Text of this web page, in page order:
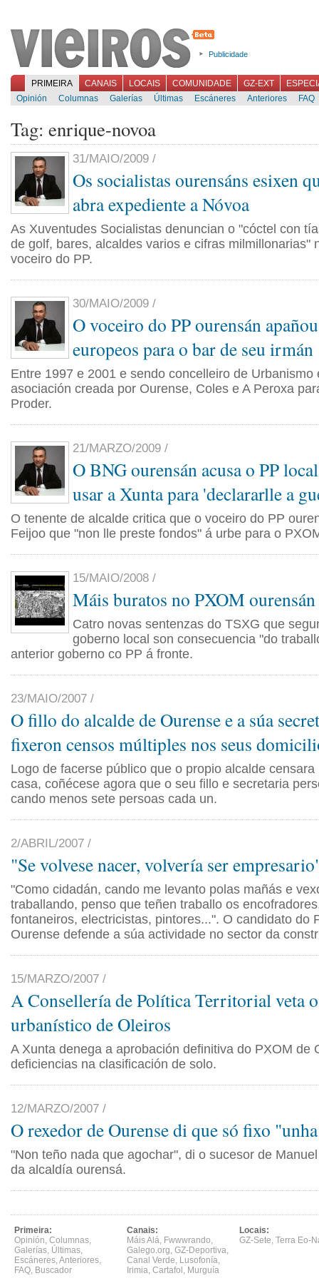
Publicidade
PRIMEIRA CANAIS LOCAIS COMUNIDADE GZ-EXT
Opinión
Columnas Galerías Últimas Escáneres Anteriores FAQ
Tag: enrique-novoa
31/MAIO/2009 /
Os socialistas ourensáns esixen
abra expediente a Nóvoa
As Xuventudes Socialistas denuncian o "cóctel con
de golf, bares, alcaldes varios e cifras milmillonarias"
voceiro do PP.
30/MAIO/2009 /
O voceiro do PP ourensán
europeos para o bar de seu irmán
Entre 1997 e 2001 e sendo concelleiro de Urbanismo
asociación creada por Ourense, Coles e A Peroxa
Proder.
21/MARZO/2009 /
O BNG ourensán acusa o PP
usar a Xunta para 'declararlle a
O tenente de alcalde critica que o voceiro do PP
Feijoo que "non lle preste fondos" á urbe para o
15/MAIO/2008 /
Máis buratos no PXOM ourensán
Catro novas sentenzas do TSXG que
goberno local son consecuencia "do
anterior goberno co PP á fronte.
23/MAIO/2007 /
O fillo do alcalde de Ourense e a súa
fixeron censos múltiples nos seus
Logo de facerse público que o propio alcalde
casa, coñécese agora que o seu fillo e secretaria
cando menos sete persoas cada un.
2/ABRIL/2007 /
"Se volvese nacer, volvería ser
"Como cidadán, cando me levanto polas mañás e
traballando, penso que teñen traballo os
fontaneiros, electricistas, pintores...". O candidato do
Ourense defende a súa actividade no sector da
15/MARZO/2007 /
A Consellería de Política Territorial veta
urbanístico de Oleiros
A Xunta denega a aprobación definitiva do PXOM de
deficiencias na clasificación de solo.
12/MARZO/2007 /
O rexedor de Ourense di que só fixo
"Non teño nada que agochar", di o sucesor de
da alcaldía ourensá.
Primeira:
Opinión, Columnas,
Galerías, Últimas,
Escáneres,Anteriores,
FAQ, Buscador
Canais:
Máis Alá, Fwwwrando,
Galego.org, GZ-Deportiva,
Canal Verde, Lusofonía,
Irimia, Cartafol , Murguía
Locais:
GZ-Sete, Terra Eo-